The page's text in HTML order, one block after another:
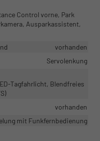
Control vorne, Park
Ausparkassistent,
vorhanden
Servolenkung
Tagfahrlicht, Blendfreies
vorhanden
mit Funkfernbedienung